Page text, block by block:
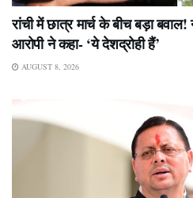
रांची में छात्र मार्च के बीच बड़ा बवाल!
आरोपी ने कहा- ‘ये देशद्रोही हैं’
AUGUST 8, 2026